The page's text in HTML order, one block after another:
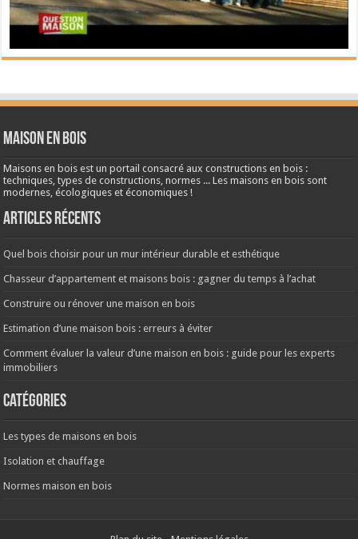
Maison en bois
Maisons en bois est un portail consacré aux constructions en bois :
techniques, types de constructions, normes ... Les maisons en bois sont
modernes, écologiques et économiques !
Articles récents
Quel bois choisir pour un mur intérieur durable et esthétique
Chasseur d’appartement et maisons bois : gagner du temps à l’achat
Construire ou rénover une maison en bois
Estimation d’une maison bois : erreurs à éviter
Comment évaluer la valeur d’une maison en bois : guide pour les experts
immobiliers
Catégories
Les types de maisons en bois
Isolation et chauffage
Normes maison en bois